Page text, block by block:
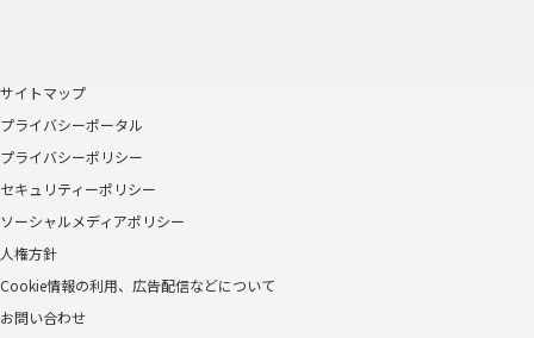
サイトマップ
プライバシーポータル
プライバシーポリシー
セキュリティーポリシー
ソーシャルメディアポリシー
人権方針
Cookie情報の利用、広告配信などについて
お問い合わせ